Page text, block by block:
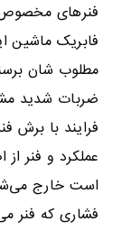
فنرهای مخصوص
فابریک ماشین
مطلوب شان
ضربات شدید
فرایند با برش
عملکرد و فنر
است خارج
فشاری که فنر